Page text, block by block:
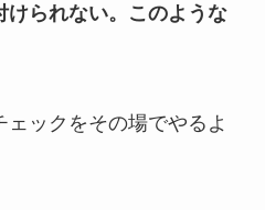
けられない。このような
ックをその場でやるよ